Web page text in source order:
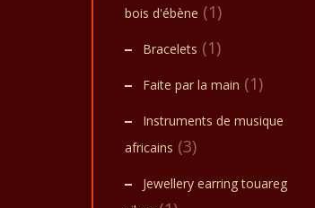
bois d'ébène (1)
Bracelets (1)
Faite par la main (1)
Instruments de musique
africains (3)
Jewellery earring touareg